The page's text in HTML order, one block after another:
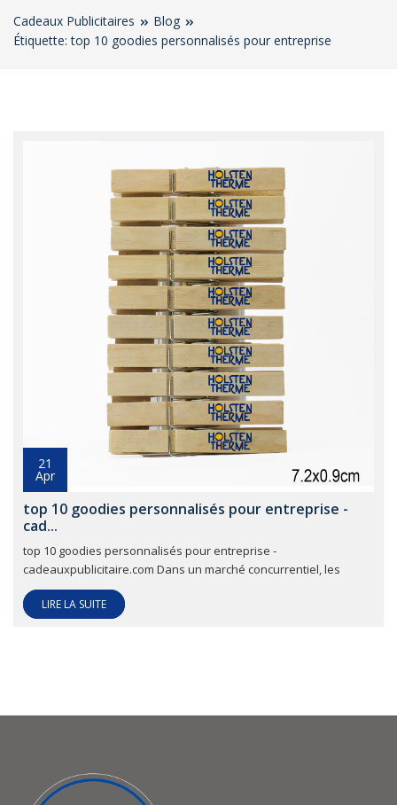
Cadeaux Publicitaires
Blog
Étiquette: top 10 goodies personnalisés pour entreprise
21
Apr
top 10 goodies personnalisés pour entreprise -
cad...
top 10 goodies personnalisés pour entreprise -
cadeauxpublicitaire.com Dans un marché concurrentiel, les
LIRE LA SUITE